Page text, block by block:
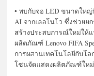
• พบกับจอ LED ขนาดให
AI จากเลอโนโว ซึ่งช่วยย
สร้างประสบการณ์ใหม่ให้
ผลิตภัณฑ์ Lenovo FIFA
การผสานเทคโนโลยีกับโ
โซนจัดแสดงผลิตภัณฑ์ใหม่